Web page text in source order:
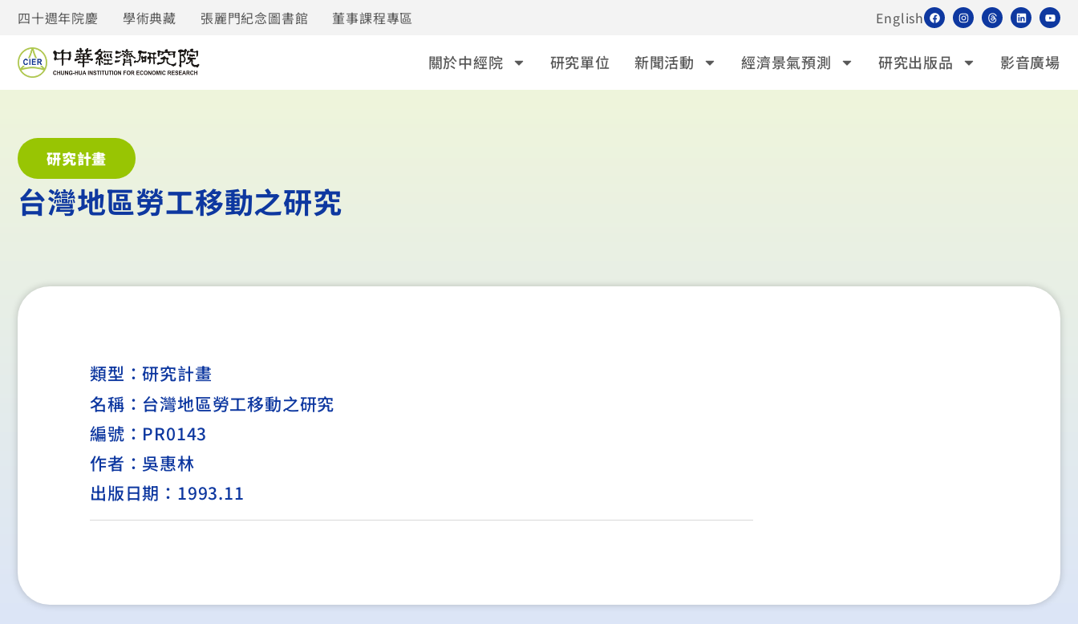
四十週年院慶 學術典藏 張麗門紀念圖書館 董事課程專區 English
關於中經院 研究單位 新聞活動 經濟景氣預測 研究出版品 影音廣場
研究計畫
台灣地區勞工移動之研究
類型：研究計畫
名稱：台灣地區勞工移動之研究
編號：PR0143
作者：吳惠林
出版日期：1993.11